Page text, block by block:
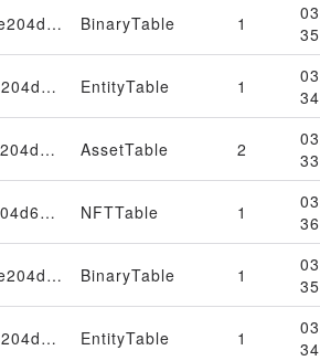
BinaryTable_4d6f6e204d61722032332030393a33333a3232205453542032303236 BinaryTable 1
EntityTable_4d6f6e204d61722032332030393a33333a3232205453542032303236 EntityTable 1
AssetTable_4d6f6e204d61722032332030393a33333a3232205453542032303236 AssetTable 2
NFTTable_4d6f6e204d61722031362030393a33333a3038205453542032303236 NFTTable 1
BinaryTable_4d6f6e204d61722031362030393a33333a3038205453542032303236 BinaryTable 1
EntityTable_4d6f6e204d61722031362030393a33333a3038205453542032303236 EntityTable 1